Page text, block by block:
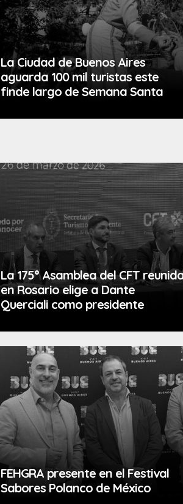
La Ciudad de Buenos Aires
aguarda 100 mil turistas este
finde largo de Semana Santa